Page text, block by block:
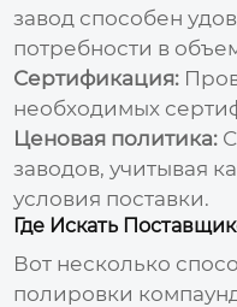
завод способен
потребности в
Сертификация:
необходимых
Ценовая политика:
заводов, учитывая
условия поставки.
Где Искать
Вот несколько
полировки